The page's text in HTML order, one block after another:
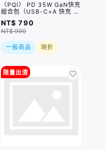
〈PQI〉 PD 35W GaN快充
組合包（USB-C+A 快充 +
USB-C to C 100公分編織
快充線)
NT$ 790
NT$ 990
一般商品 現折
限量出清